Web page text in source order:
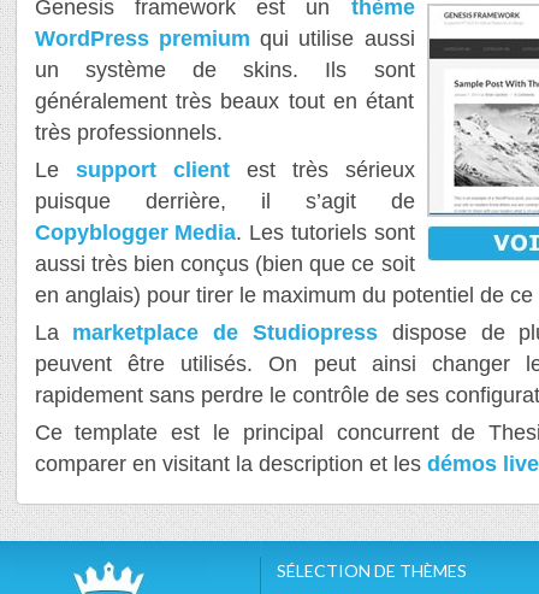
Genesis framework est un thème
WordPress premium qui utilise aussi
un système de skins. Ils sont
généralement très beaux tout en étant
très professionnels.
Le support clientest très sérieux
puisque derrière, il s’agit de
Copyblogger Media. Les tutoriels sont
aussi très bien conçus (bien que ce soit
en anglais) pour tirer le maximum du potentiel de
La marketplace de Studiopressdispose de
peuvent être utilisés. On peut ainsi changer
rapidement sans perdre le contrôle de ses
Ce template est le principal concurrent de
comparer en visitant la description et les démos live
SÉLECTION DE THÈMES